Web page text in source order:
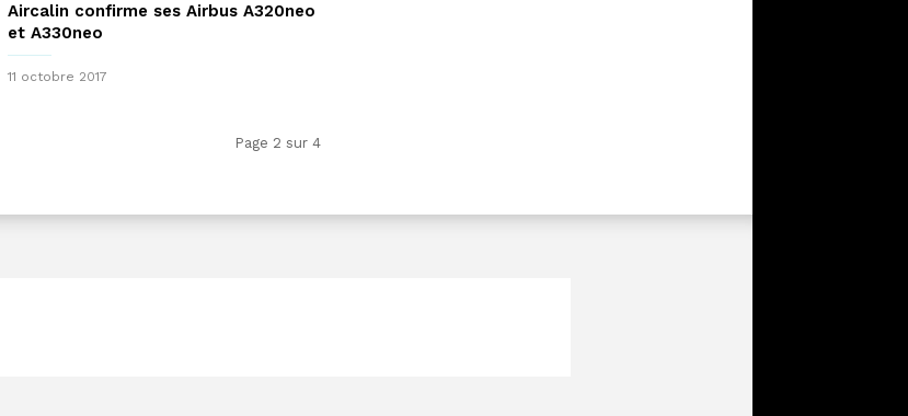
Aircalin confirme ses Airbus A320neo
et A330neo
11 octobre 2017
Page 2 sur 4